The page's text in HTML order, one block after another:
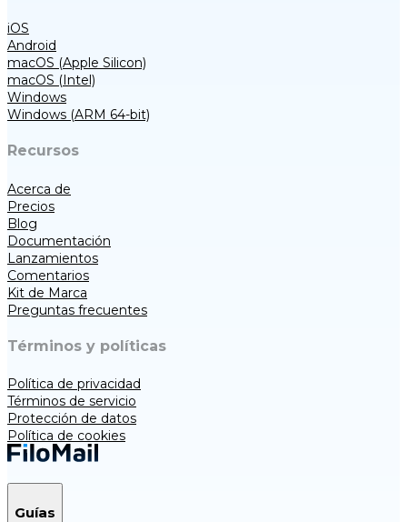
iOS
Android
macOS (Apple Silicon)
macOS (Intel)
Windows
Windows (ARM 64-bit)
Recursos
Acerca de
Precios
Blog
Documentación
Lanzamientos
Comentarios
Kit de Marca
Preguntas frecuentes
Términos y políticas
Política de privacidad
Términos de servicio
Protección de datos
Política de cookies
Guías